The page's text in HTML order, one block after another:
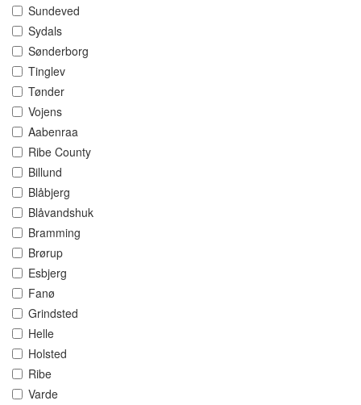
Sundeved
Sydals
Sønderborg
Tinglev
Tønder
Vojens
Aabenraa
Ribe County
Billund
Blåbjerg
Blåvandshuk
Bramming
Brørup
Esbjerg
Fanø
Grindsted
Helle
Holsted
Ribe
Varde